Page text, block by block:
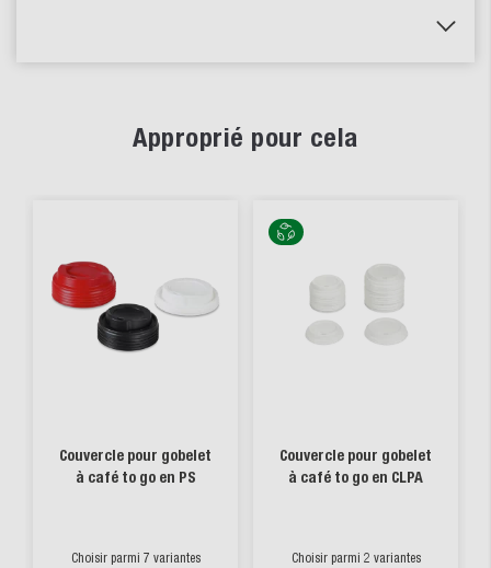
Approprié pour cela
Couvercle pour gobelet
à café to go en PS
Choisir parmi 7 variantes
Couvercle pour gobelet
à café to go en CLPA
Choisir parmi 2 variantes